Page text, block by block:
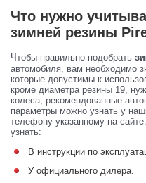
Что нужно
зимней резины
Чтобы правильно подобрать
автомобиля, вам необходимо
которые допустимы к
кроме диаметра резины 19,
колеса, рекомендованные
параметры можно узнать у
телефону указанному на
узнать:
В инструкции по
У официального дилера.